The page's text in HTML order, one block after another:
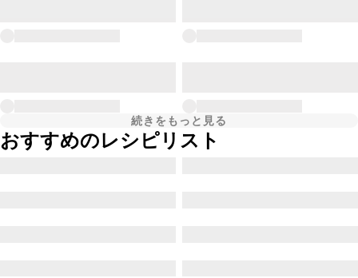
続きをもっと見る
おすすめのレシピリスト